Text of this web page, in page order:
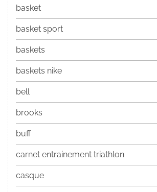
basket
basket sport
baskets
baskets nike
bell
brooks
buff
carnet entrainement triathlon
casque